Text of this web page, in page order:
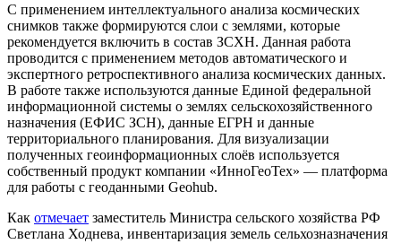
C применением интеллектуального анализа космических
снимков также формируются слои с землями, которые
рекомендуется включить в состав ЗСХН. Данная работа
проводится с применением методов автоматического и
экспертного ретроспективного анализа космических данных.
В работе также используются данные Единой федеральной
информационной системы о землях сельскохозяйственного
назначения (ЕФИС ЗСН), данные ЕГРН и данные
территориального планирования. Для визуализации
полученных геоинформационных слоёв используется
собственный продукт компании «ИнноГеоТех» — платформа
для работы с геоданными Geohub.
Как отмечает заместитель Министра сельского хозяйства РФ
Светлана Ходнева, инвентаризация земель сельхозназначения